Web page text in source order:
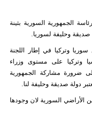
الجمهورية السورية بثينة
صديقة وحليفة لسوريا.
وتركيا في إطار اللجنة
وتركيا على مستوى وزراء
ضرورة مشاركة الجمهورية
دولة صديقة وحليفة لنا.
الأراضي السورية لان وجودها